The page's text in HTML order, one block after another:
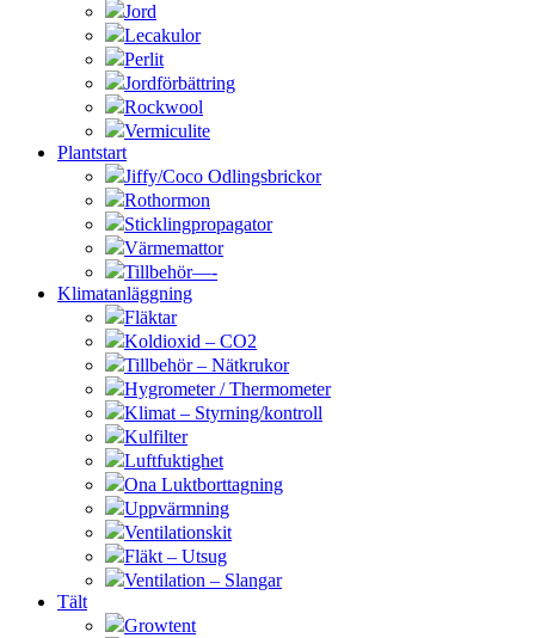
Jord
Lecakulor
Perlit
Jordförbättring
Rockwool
Vermiculite
Plantstart
Jiffy/Coco Odlingsbrickor
Rothormon
Sticklingpropagator
Värmemattor
Tillbehör—-
Klimatanläggning
Fläktar
Koldioxid – CO2
Tillbehör – Nätkrukor
Hygrometer / Thermometer
Klimat – Styrning/kontroll
Kulfilter
Luftfuktighet
Ona Luktborttagning
Uppvärmning
Ventilationskit
Fläkt – Utsug
Ventilation – Slangar
Tält
Growtent